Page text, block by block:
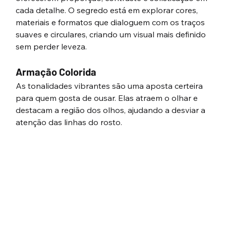
cada detalhe. O segredo está em explorar cores,
materiais e formatos que dialoguem com os traços
suaves e circulares, criando um visual mais definido
sem perder leveza.
Armação Colorida
As tonalidades vibrantes são uma aposta certeira
para quem gosta de ousar. Elas atraem o olhar e
destacam a região dos olhos, ajudando a desviar a
atenção das linhas do rosto.